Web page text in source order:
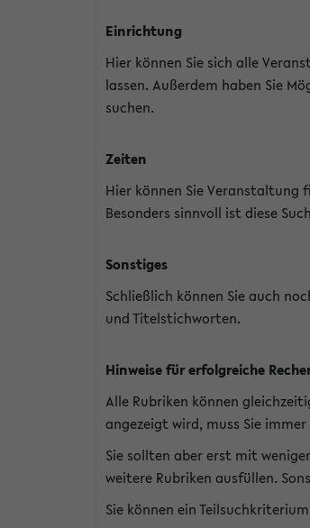
Einrichtung
Hier können Sie sich alle
lassen. Außerdem haben Sie
suchen.
Zeiten
Hier können Sie
Besonders sinnvoll ist diese
Sonstiges
Schließlich können Sie auch
und Titelstichworten.
Hinweise für erfolgreiche
Alle Rubriken können
angezeigt wird, muss Sie
Sie sollten aber erst mit
weitere Rubriken ausfüllen.
Sie können ein